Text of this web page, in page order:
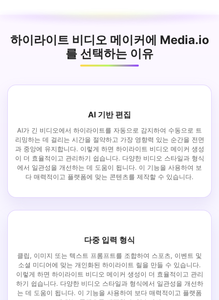
하이라이트 비디오 메이커에 Media.io
를 선택하는 이유
AI 기반 편집
AI가 긴 비디오에서 하이라이트를 자동으로 감지하여 수동으로 트
리밍하는 데 걸리는 시간을 절약하고 가장 영향력 있는 순간을 전면
과 중앙에 유지합니다. 이렇게 하면 하이라이트 비디오 메이커 생성
이 더 효율적이고 관리하기 쉽습니다. 다양한 비디오 스타일과 형식
에서 일관성을 개선하는 데 도움이 됩니다. 이 기능을 사용하여 보
다 매력적이고 플랫폼에 맞는 콘텐츠를 제작할 수 있습니다.
다중 입력 형식
클립, 이미지 또는 텍스트 프롬프트를 조합하여 스포츠, 이벤트 및
소셜 미디어에 맞는 개인화된 하이라이트 릴을 만들 수 있습니다.
이렇게 하면 하이라이트 비디오 메이커 생성이 더 효율적이고 관리
하기 쉽습니다. 다양한 비디오 스타일과 형식에서 일관성을 개선하
는 데 도움이 됩니다. 이 기능을 사용하여 보다 매력적이고 플랫폼